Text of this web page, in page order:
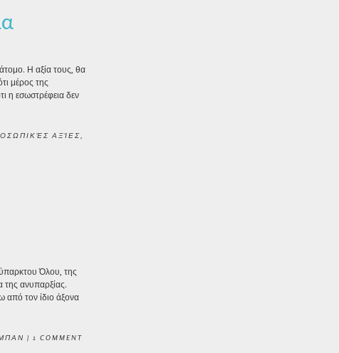
Η αξία τους, θα
μέρος της
η εσωστρέφεια δεν
ΑΞΊΕΣ
Όλου, της
ανυπαρξίας.
από τον ίδιο άξονα
| 1 COMMENT